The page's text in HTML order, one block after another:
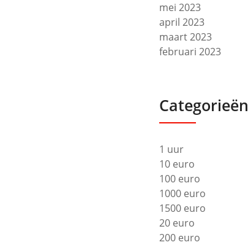
mei 2023
april 2023
maart 2023
februari 2023
Categorieën
1 uur
10 euro
100 euro
1000 euro
1500 euro
20 euro
200 euro